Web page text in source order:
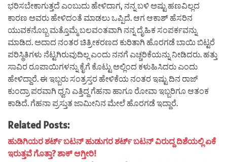
ಭರಿಸಬೇಕಾಗುತ್ತದೆ ಎಂಬುದು ಹೇಳಿದಾಗ, ನನ್ನ ಬಳಿ ಅಷ್ಟು ಹಣವಿಲ್ಲದ
ಕಾರಣ ಅವರು ಹೇಳಿದಂತೆ ಮಾಡಲು ಒಪ್ಪಿದೆ. ಆಗ ಆಕಾಶ್ ಹೆಸರಿನ
ಯುವಕನೊಬ್ಬ ಮತ್ತೊಮ್ಮೆ ಬಲವಂತವಾಗಿ ನನ್ನ ದೈಹಿಕ ಸಂಪರ್ಕವನ್ನು
ಮಾಡಿದ. ಅದಾದ ನಂತರ ಚಿತ್ರೀಕರಣದ ಕುರಿತಾಗಿ ಹೊರಗಡೆ ಬಾಯಿ ಬಿಟ್ಟರೆ
ಪರಿಸ್ಥಿತಿಗಳು ನೆಟ್ಟಗಿರುವುದಿಲ್ಲ ಎಂದು ನನಗೆ ಎಚ್ಚರಿಕೆಯನ್ನು ನೀಡಿದರು. ಹತ್ತು
ಸಾವಿರ ರೂಪಾಯಿಗಳನ್ನು ಕೈಗೆ ಕೊಟ್ಟು ಅಲ್ಲಿಂದ ಕಳುಹಿಸಿದರು ಎಂದು
ಹೇಳಿದ್ದಾರೆ. ಈ ಇಬ್ಬರು ಸಂತ್ರಸ್ತರ ಹೇಳಿಕೆಯ ನಂತರ ಇಷ್ಟು ದಿನ ರಾಜ್
ಕುಂದ್ರಾ ಪರವಾಗಿ ಧ್ವನಿ ಎತ್ತಿದ್ದ ಗೆಹನಾ ಹಾಗೂ ರೋವಾ ಇಬ್ಬರಿಗೂ ಆತಂಕ
ಕಾಡಿದೆ. ಗೆಹನಾ ಪ್ರಸ್ತುತ ಜಾಮೀನಿನ ಮೇಲೆ ಹೊರಗಡೆ ಇದ್ದಾರೆ.
Related Posts:
ಹುಡಿಗಿಯರ ಶರ್ಟ್ ಬಟನ್ ಹುಡುಗರ ಶರ್ಟ್ ಬಟನ್ ವಿರುದ್ದ ದಿಶೆಯಲ್ಲಿ ಏಕೆ
ಇರುತ್ತವೆ ಗೊತ್ತಾ? ಶಾಕ್ ಆಗ್ತೀರಿ!